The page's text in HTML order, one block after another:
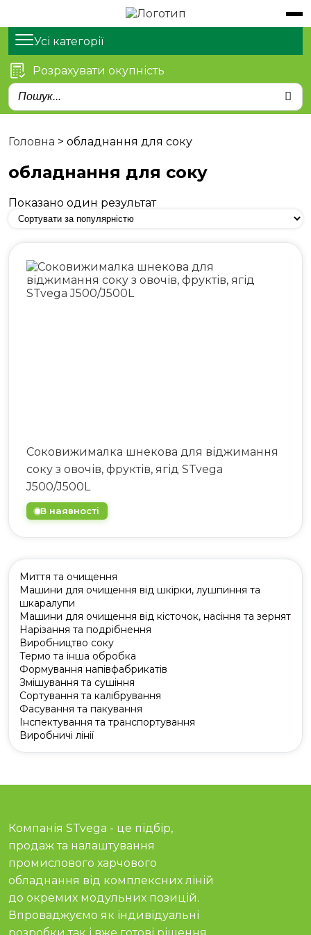
Обладнання
Послуги
м. Київ, просп. Степана
Бандери 21
Усі категорії
Розрахувати окупність
Головна > обладнання для соку
обладнання для соку
Показано один результат
Соковижималка шнекова для віджимання
соку з овочів, фруктів, ягід STvega
J500/J500L
В наявності
Миття та очищення
Машини для очищення від шкірки, лушпиння та
шкаралупи
Машини для очищення від кісточок, насіння та зернят
Нарізання та подрібнення
Виробництво соку
Термо та інша обробка
Формування напівфабрикатів
Змішування та сушіння
Сортування та калібрування
Фасування та пакування
Інспектування та транспортування
Виробничі лінії
Компанія STvega - це підбір,
продаж та налаштування
промислового харчового
обладнання від комплексних ліній
до окремих модульних позицій.
Впроваджуємо як індивідуальні